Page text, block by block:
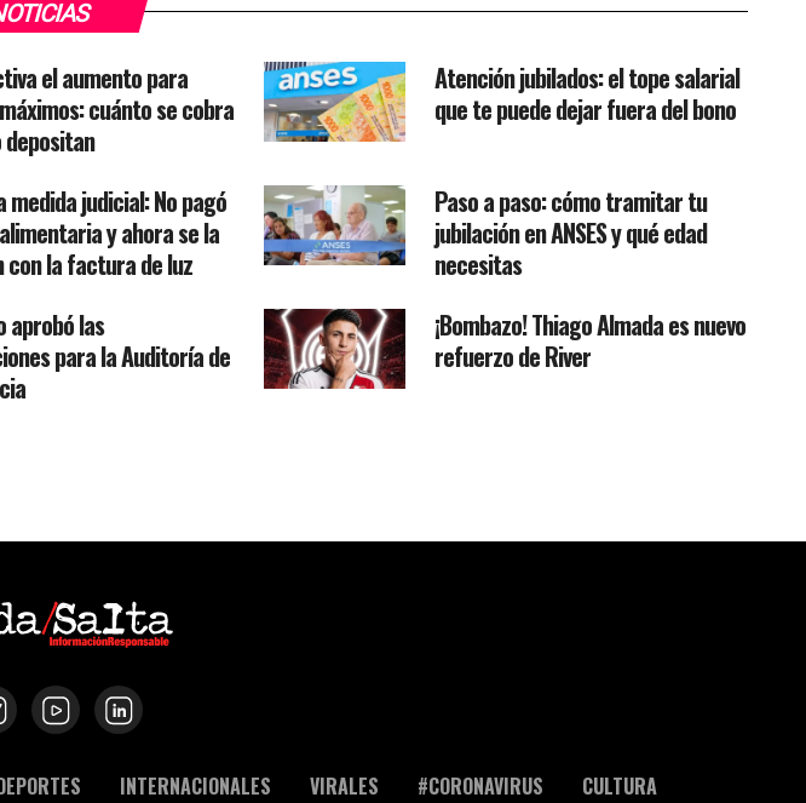
el aumento para
cuánto se cobra
depositan
Atención jubilados: el tope salarial
que te puede dejar fuera del bono
medida judicial: No pagó
y ahora se la
con la factura de luz
Paso a paso: cómo tramitar tu
jubilación en ANSES y qué edad
necesitas
aprobó las
para la Auditoría de
¡Bombazo! Thiago Almada es nuevo
refuerzo de River
INTERNACIONALES VIRALES #CORONAVIRUS
CULTURA